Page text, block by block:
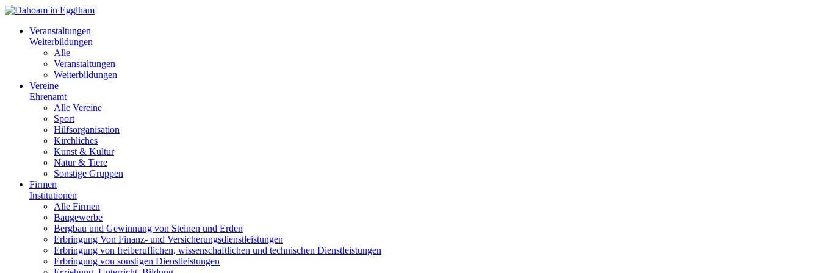
Veranstaltungen
Weiterbildungen
Alle
Veranstaltungen
Weiterbildungen
Vereine
Ehrenamt
Alle Vereine
Sport
Hilfsorganisation
Kirchliches
Kunst & Kultur
Natur & Tiere
Sonstige Gruppen
Firmen
Institutionen
Alle Firmen
Baugewerbe
Bergbau und Gewinnung von Steinen und Erden
Erbringung Von Finanz- und Versicherungsdienstleistungen
Erbringung von freiberuflichen, wissenschaftlichen und technischen Dienstleistungen
Erbringung von sonstigen Dienstleistungen